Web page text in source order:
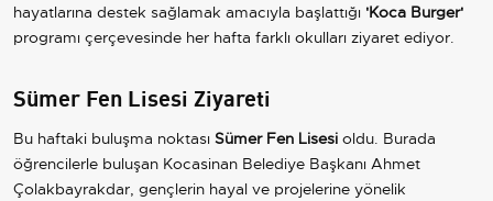
hayatlarına destek sağlamak amacıyla başlattığı 'Koca Burger'
programı çerçevesinde her hafta farklı okulları ziyaret ediyor.
Sümer Fen Lisesi Ziyareti
Bu haftaki buluşma noktası Sümer Fen Lisesi oldu. Burada
öğrencilerle buluşan Kocasinan Belediye Başkanı Ahmet
Çolakbayrakdar, gençlerin hayal ve projelerine yönelik